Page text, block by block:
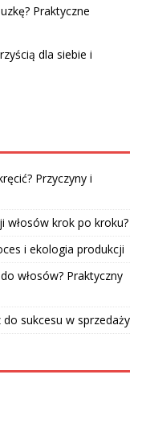
Praktyczne
dla siebie i
Przyczyny i
włosów krok po kroku?
i ekologia produkcji
włosów? Praktyczny
sukcesu w sprzedaży